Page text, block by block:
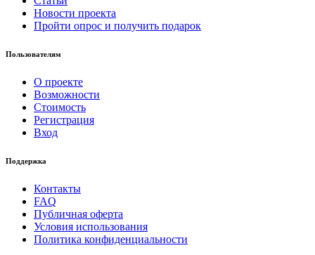
Новости проекта
Пройти опрос и получить подарок
Пользователям
О проекте
Возможности
Стоимость
Регистрация
Вход
Поддержка
Контакты
FAQ
Публичная оферта
Условия использования
Политика конфиденциальности